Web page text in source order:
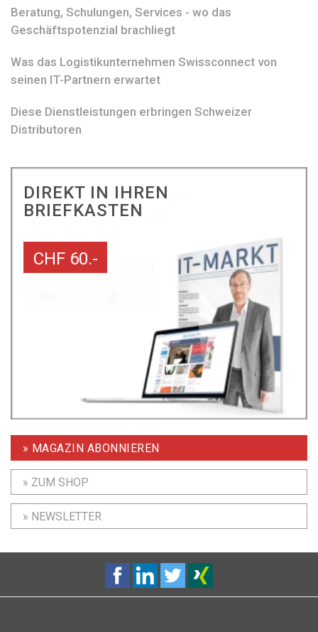
Beratung, Schulungen, Services - wo das
Geschäftspotenzial brachliegt
Was das Logistikunternehmen Swissconnect von
seinen IT-Partnern erwartet
Diese Dienstleistungen erbringen Schweizer
Distributoren
DIREKT IN IHREN
BRIEFKASTEN
CHF 60.-
» MAGAZIN ABONNIEREN
» ZUM SHOP
» NEWSLETTER